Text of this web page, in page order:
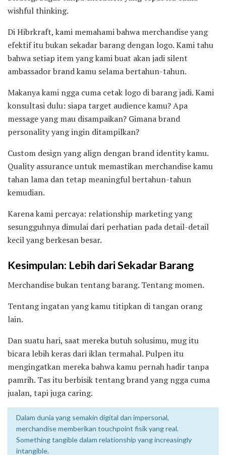
wishful thinking.
Di Hibrkraft, kami memahami bahwa merchandise yang
efektif itu bukan sekadar barang dengan logo. Kami tahu
bahwa setiap item yang kami buat akan jadi silent
ambassador brand kamu selama bertahun-tahun.
Makanya kami ngga cuma cetak logo di barang jadi. Kami
konsultasi dulu: siapa target audience kamu? Apa
message yang mau disampaikan? Gimana brand
personality yang ingin ditampilkan?
Custom design yang align dengan brand identity kamu.
Quality assurance untuk memastikan merchandise kamu
tahan lama dan tetap meaningful bertahun-tahun
kemudian.
Karena kami percaya: relationship marketing yang
sesungguhnya dimulai dari perhatian pada detail-detail
kecil yang berkesan besar.
Kesimpulan: Lebih dari Sekadar Barang
Merchandise bukan tentang barang. Tentang momen.
Tentang ingatan yang kamu titipkan di tangan orang
lain.
Dan suatu hari, saat mereka butuh solusimu, mug itu
bicara lebih keras dari iklan termahal. Pulpen itu
mengingatkan mereka bahwa kamu pernah hadir tanpa
pamrih. Tas itu berbisik tentang brand yang ngga cuma
jualan, tapi juga caring.
Dalam dunia yang semakin digital dan impersonal,
merchandise memberikan touchpoint fisik yang real.
Something tangible dalam relationship yang increasingly
intangible.